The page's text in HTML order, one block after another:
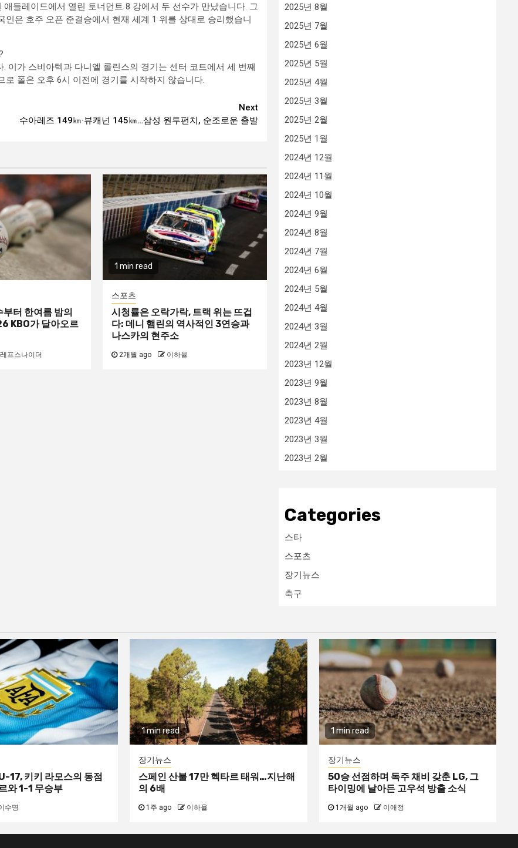
들레이드에서 열린 토너먼트 8 강에서 두 선수가 만났습니다. 그
은 호주 오픈 준결승에서 현재 세계 1 위를 상대로 승리했습니
이가 스비아텍과 다니엘 콜린스의 경기는 센터 코트에서 세 번째
폴은 오후 6시 이전에 경기를 시작하지 않습니다.
Next
수아레즈 149㎞·뷰캐넌 145㎞…삼성 원투펀치, 순조로운 출발
터 한여름 밤의
KBO가 달아오르
프스나이더
1 min read
스포츠
시청률은 오락가락, 트랙 위는 뜨겁
다: 데니 햄린의 역사적인 3연승과
나스카의 현주소
2개월 ago 이하율
2025년 8월
2025년 7월
2025년 6월
2025년 5월
2025년 4월
2025년 3월
2025년 2월
2025년 1월
2024년 12월
2024년 11월
2024년 10월
2024년 9월
2024년 8월
2024년 7월
2024년 6월
2024년 5월
2024년 4월
2024년 3월
2024년 2월
2023년 12월
2023년 9월
2023년 8월
2023년 4월
2023년 3월
2023년 2월
Categories
스타
스포츠
장기뉴스
축구
17, 키키 라모스의 동점
와 1-1 무승부
수명
1 min read
장기뉴스
스페인 산불 17만 헥타르 태워…지난해
의 6배
1주 ago 이하율
1 min read
장기뉴스
50승 선점하며 독주 채비 갖춘 LG, 그
타이밍에 날아든 고우석 방출 소식
1개월 ago 이애정